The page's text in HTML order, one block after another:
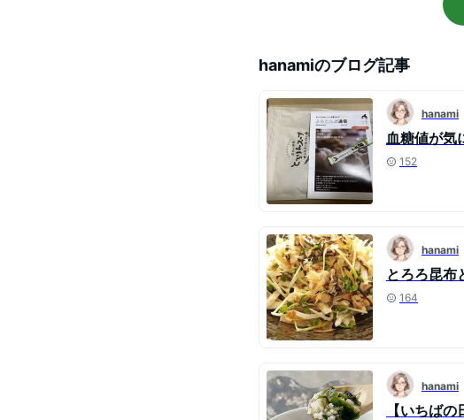
hanamiのブログ記事
hanami
血糖値が気
152
hanami
とろろ昆布
164
hanami
【いちば